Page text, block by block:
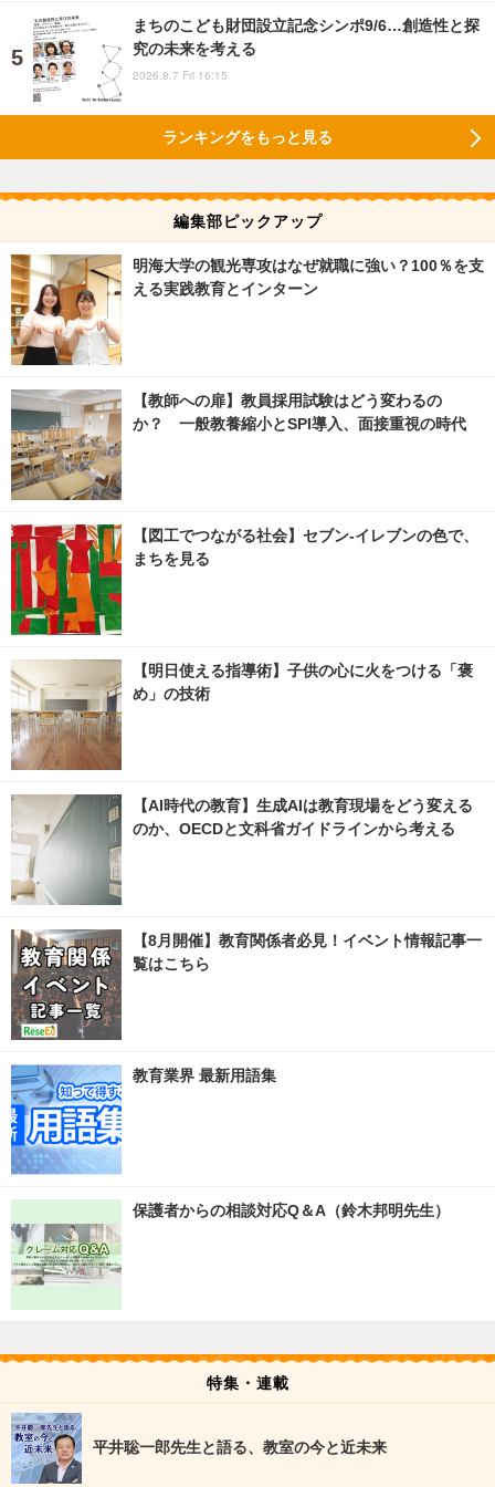
まちのこども財団設立記念シンポ9/6…創造性と探
究の未来を考える
2026.8.7 Fri 16:15
ランキングをもっと見る
編集部ピックアップ
明海大学の観光専攻はなぜ就職に強い？100％を支
える実践教育とインターン
【教師への扉】教員採用試験はどう変わるの
か？ 一般教養縮小とSPI導入、面接重視の時代
【図工でつながる社会】セブン‐イレブンの色で、
まちを見る
【明日使える指導術】子供の心に火をつける「褒
め」の技術
【AI時代の教育】生成AIは教育現場をどう変える
のか、OECDと文科省ガイドラインから考える
【8月開催】教育関係者必見！イベント情報記事一
覧はこちら
教育業界 最新用語集
保護者からの相談対応Q＆A（鈴木邦明先生）
特集・連載
平井聡一郎先生と語る、教室の今と近未来